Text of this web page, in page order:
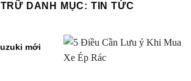
DANH MỤC: TIN TỨC
mới